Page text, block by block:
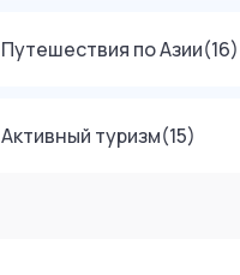
Путешествия по Азии(16)
Активный туризм(15)